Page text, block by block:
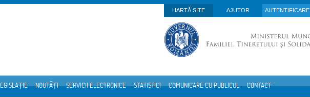
HARTĂ SITE
AJUTOR AUTENTIFICARE
NOUTĂȚI SERVICII ELECTRONICE STATISTICI COMUNICARE CU PUBLICUL CONTACT